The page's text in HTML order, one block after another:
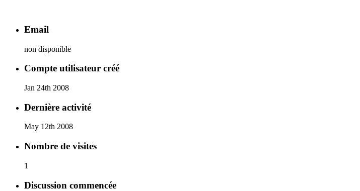
Email
non disponible
Compte utilisateur créé
Jan 24th 2008
Dernière activité
May 12th 2008
Nombre de visites
1
Discussion commencée